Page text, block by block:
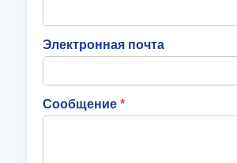
Электронная почта
Сообщение